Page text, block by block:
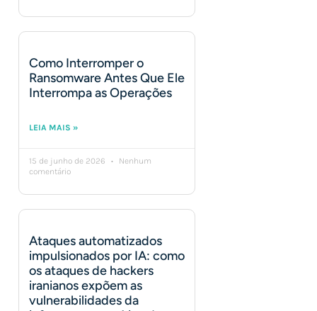
Como Interromper o
Ransomware Antes Que Ele
Interrompa as Operações
LEIA MAIS »
15 de junho de 2026
Nenhum
comentário
Ataques automatizados
impulsionados por IA: como
os ataques de hackers
iranianos expõem as
vulnerabilidades da